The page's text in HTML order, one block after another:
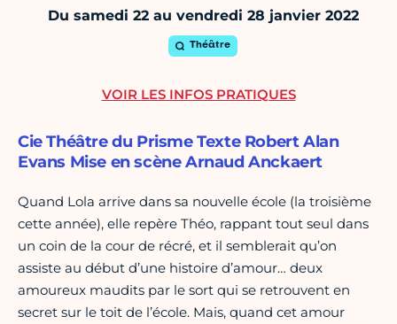
Du samedi 22 au vendredi 28 janvier 2022
Théâtre
Cie Théâtre du Prisme Texte Robert Alan
Evans Mise en scène Arnaud Anckaert
Quand Lola arrive dans sa nouvelle école (la troisième
cette année), elle repère Théo, rappant tout seul dans
un coin de la cour de récré, et il semblerait qu’on
assiste au début d’une histoire d’amour… deux
amoureux maudits par le sort qui se retrouvent en
secret sur le toit de l’école. Mais, quand cet amour
VOIR LES INFOS PRATIQUES